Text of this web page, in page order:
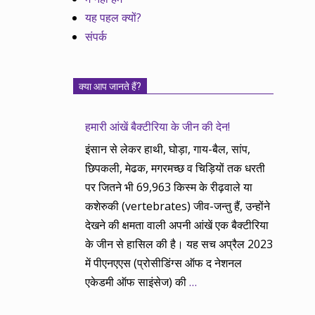
यह पहल क्यों?
संपर्क
क्या आप जानते हैं?
हमारी आंखें बैक्टीरिया के जीन की देन!
इंसान से लेकर हाथी, घोड़ा, गाय-बैल, सांप,
छिपकली, मेढक, मगरमच्छ व चिड़ियों तक धरती
पर जितने भी 69,963 किस्म के रीढ़वाले या
कशेरुकी (vertebrates) जीव-जन्तु हैं, उन्होंने
देखने की क्षमता वाली अपनी आंखें एक बैक्टीरिया
के जीन से हासिल की है। यह सच अप्रैल 2023
में पीएनएएस (प्रोसीडिंग्स ऑफ द नेशनल
एकेडमी ऑफ साइंसेज) की…